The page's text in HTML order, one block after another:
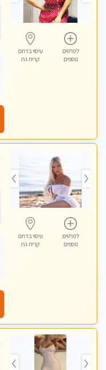
לפרטים
נוספים
עיסוי בדרום
קרית גת
לפרטים
נוספים
עיסוי בדרום
קרית גת